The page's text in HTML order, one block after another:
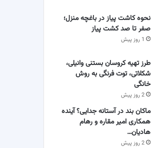
نحوه کاشت پیاز در باغچه منزل؛
صفر تا صد کشت پیاز
1 روز پیش
طرز تهیه کروسان بستنی وانیلی،
شکلاتی، توت فرنگی به روش
خانگی
2 روز پیش
ماکان بند در آستانه جدایی؟ آینده
همکاری امیر مقاره و رهام
هادیان…
2 روز پیش